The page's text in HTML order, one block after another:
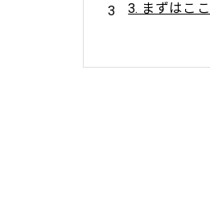
3. まずはこ
4. 性別・年
5. パーソナ
7. 最後に…
💪Light